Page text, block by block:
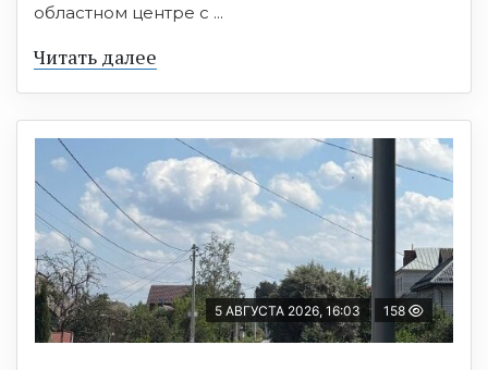
областном центре с ...
Читать далее
5 АВГУСТА 2026, 16:03 158